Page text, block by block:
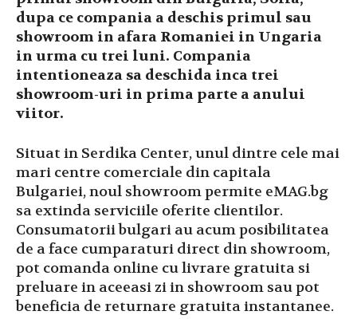
dupa ce compania a deschis primul sau
showroom in afara Romaniei in Ungaria
in urma cu trei luni. Compania
intentioneaza sa deschida inca trei
showroom-uri in prima parte a anului
viitor.
Situat in Serdika Center, unul dintre cele mai
mari centre comerciale din capitala
Bulgariei, noul showroom permite eMAG.bg
sa extinda serviciile oferite clientilor.
Consumatorii bulgari au acum posibilitatea
de a face cumparaturi direct din showroom,
pot comanda online cu livrare gratuita si
preluare in aceeasi zi in showroom sau pot
beneficia de returnare gratuita instantanee.